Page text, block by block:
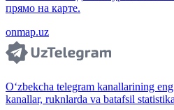
прямо на карте.
onmap.uz
O‘zbekcha telegram kanallarining
kanallar, ruknlarda va batafsil